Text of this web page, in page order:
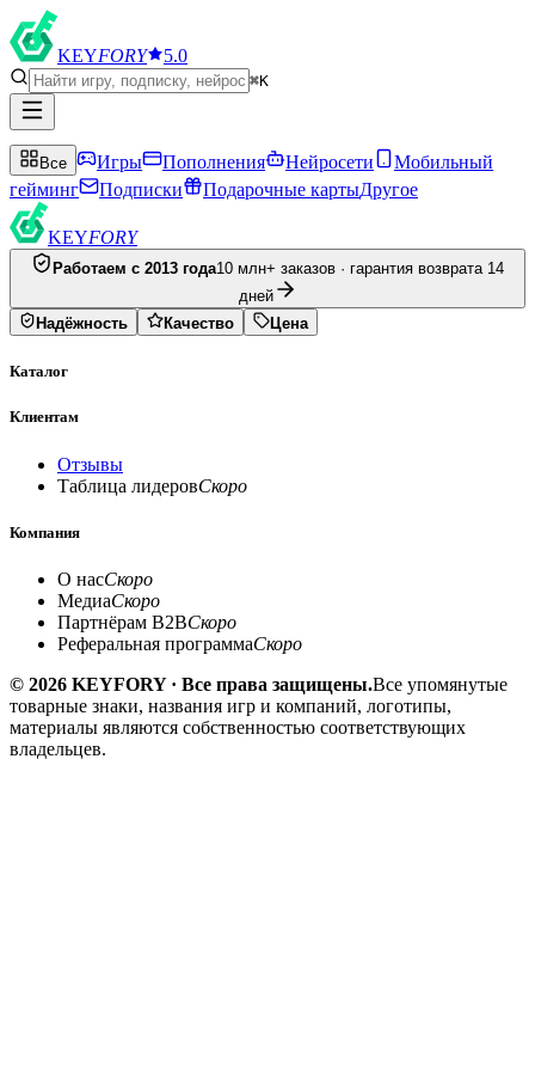
KEYFORY 5.0
⌘K
Все Игры Пополнения Нейросети
Мобильный
гейминг
Подписки Подарочные картыДругое
KEYFORY
Работаем с 2013 года10 млн+ заказов · гарантия возврата 14
дней
Надёжность
Качество Цена
Каталог
Клиентам
Отзывы
Таблица лидеровСкоро
Компания
О насСкоро
МедиаСкоро
Партнёрам B2BСкоро
Реферальная программаСкоро
© 2026 KEYFORY · Все права защищены.Все упомянутые
товарные знаки, названия игр и компаний, логотипы,
материалы являются собственностью соответствующих
владельцев.